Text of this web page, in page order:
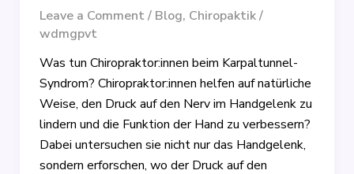
Leave a Comment/ Blog, Chiropaktik/
wdmgpvt
Was tun Chiropraktor:innen beim Karpaltunnel-
Syndrom? Chiropraktor:innen helfen auf natürliche
Weise, den Druck auf den Nerv im Handgelenk zu
lindern und die Funktion der Hand zu verbessern?
Dabei untersuchen sie nicht nur das Handgelenk,
sondern erforschen, wo der Druck auf den